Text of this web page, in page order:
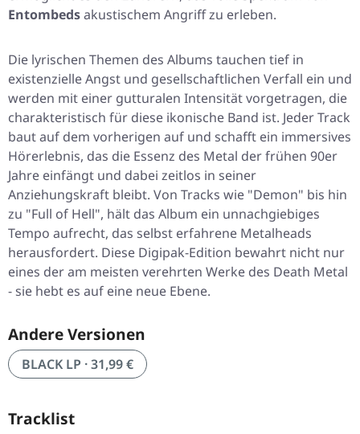
Entombedsakustischem Angriff zu erleben.
Die lyrischen Themen des Albums tauchen tief in
existenzielle Angst und gesellschaftlichen Verfall ein und
werden mit einer gutturalen Intensität vorgetragen, die
charakteristisch für diese ikonische Band ist. Jeder Track
baut auf dem vorherigen auf und schafft ein immersives
Hörerlebnis, das die Essenz des Metal der frühen 90er
Jahre einfängt und dabei zeitlos in seiner
Anziehungskraft bleibt. Von Tracks wie "Demon" bis hin
zu "Full of Hell", hält das Album ein unnachgiebiges
Tempo aufrecht, das selbst erfahrene Metalheads
herausfordert. Diese Digipak-Edition bewahrt nicht nur
eines der am meisten verehrten Werke des Death Metal
- sie hebt es auf eine neue Ebene.
Andere Versionen
BLACK LP · 31,99 €
Tracklist